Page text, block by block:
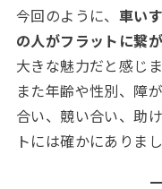
今回のように、 車い
の人がフラットに繋
大きな魅力だと感じま
また年齢や性別、障
合い、競い合い、助
トには確かにありまし